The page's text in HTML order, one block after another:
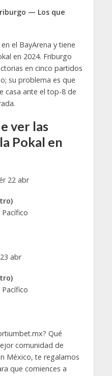
— Los que
el BayArena y tiene
en 2024. Friburgo
en cinco partidos
su problema es que
casa ante el top-8 de
ver las
Pokal en
22 abr
Pacífico
abr
Pacífico
Qué
comunidad de
México, te regalamos
que comiences a